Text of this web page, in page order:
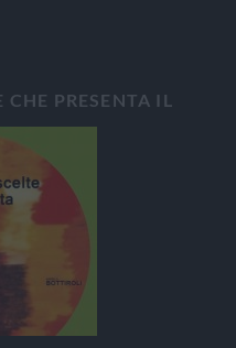
PRESENTA IL